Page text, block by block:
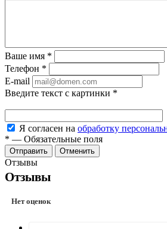
Ваше имя *
Телефон *
E-mail
Введите текст с картинки *
Я согласен на обработку
* — Обязательные поля
Отменить
Отзывы
Отзывы
Нет оценок